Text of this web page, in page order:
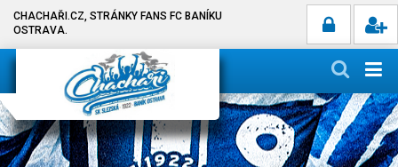
CHACHAŘI.CZ, STRÁNKY FANS FC BANÍKU
OSTRAVA.